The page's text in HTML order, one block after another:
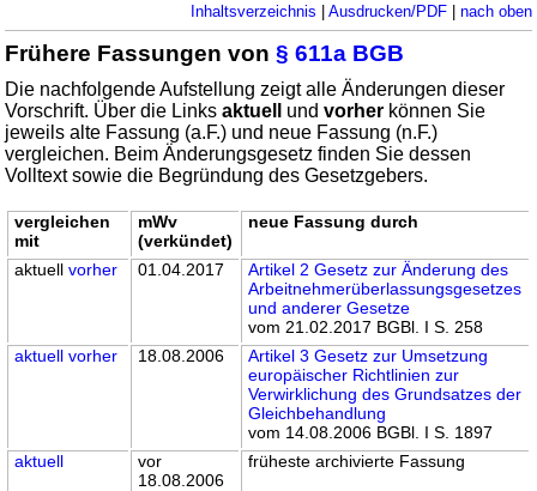
Inhaltsverzeichnis | Ausdrucken/PDF| nach oben
Frühere Fassungen von§ 611a BGB
Die nachfolgende Aufstellung zeigt alle Änderungen dieser
Vorschrift. Über die Linksaktuell undvorher können Sie
jeweils alte Fassung (a.F.) und neue Fassung (n.F.)
vergleichen. Beim Änderungsgesetz finden Sie dessen
Volltext sowie die Begründung des Gesetzgebers.
vergleichen
mit
mWv
(verkündet)
neue Fassung durch
aktuellvorher 01.04.2017
Artikel 2 Gesetz zur Änderung des
Arbeitnehmerüberlassungsgesetzes
und anderer Gesetze
vom 21.02.2017 BGBl. I S. 258
aktuell vorher 18.08.2006
Artikel 3 Gesetz zur Umsetzung
europäischer Richtlinien zur
Verwirklichung des Grundsatzes der
Gleichbehandlung
vom 14.08.2006 BGBl. I S. 1897
aktuell
vor
18.08.2006
früheste archivierte Fassung